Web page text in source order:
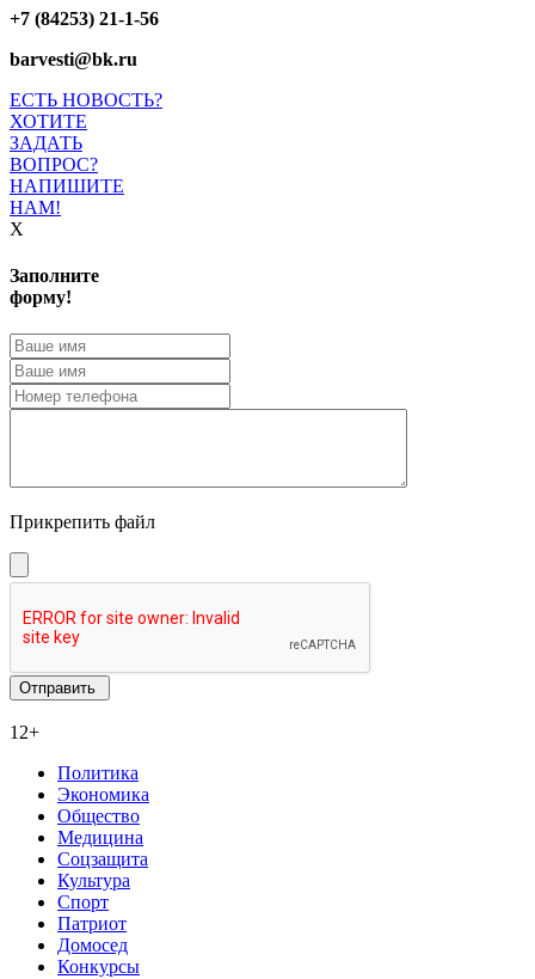
+7 (84253) 21-1-56
barvesti@bk.ru
ЕСТЬ НОВОСТЬ?
ХОТИТЕ
ЗАДАТЬ
ВОПРОС?
НАПИШИТЕ
НАМ!
X
Заполните
форму!
Прикрепить файл
12+
Политика
Экономика
Общество
Медицина
Соцзащита
Культура
Спорт
Патриот
Домосед
Конкурсы